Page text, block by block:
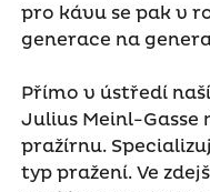
pro kávu se pak v
generace na
Přímo v ústředí
Julius Meinl-Gasse
pražírnu.
typ pražení. Ve